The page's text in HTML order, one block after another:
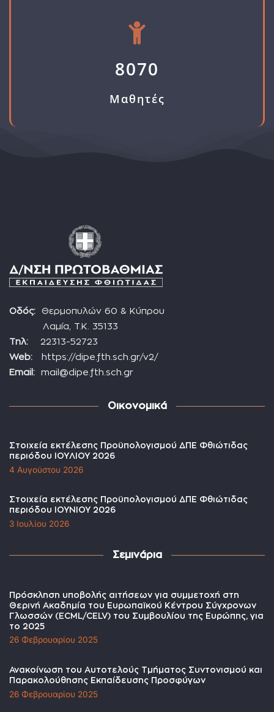
8070
Μαθητές
Οδός: Θερμοπυλών 60 & Κύπρου
Λαμία, Τ.Κ. 35133
Τηλ: 22313-52723
Web: https://dipe.fth.sch.gr/v2/
Email: mail@dipe.fth.sch.gr
Οικονομικά
Στοιχεία εκτέλεσης Προϋπολογισμού ΔΠΕ Φθιώτιδας
περιόδου ΙΟΥΛΙΟΥ 2026
4 Αυγούστου 2026
Στοιχεία εκτέλεσης Προϋπολογισμού ΔΠΕ Φθιώτιδας
περιόδου ΙΟΥΝΙΟΥ 2026
3 Ιουλίου 2026
Σεμινάρια
Πρόσκληση υποβολής αιτήσεων για συμμετοχή στη
Θερινή Ακαδημία του Ευρωπαϊκού Κέντρου Σύγχρονων
Γλωσσών (ECML/CELV) του Συμβουλίου της Ευρώπης, για
το 2025
26 Φεβρουαρίου 2025
Ανακοίνωση του Αυτοτελούς Τμήματος Συντονισμού και
Παρακολούθησης Εκπαίδευσης Προσφύγων
26 Φεβρουαρίου 2025